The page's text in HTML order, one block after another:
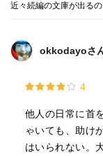
近々続編の文庫が出る
okkodayoさ
4
他人の日常に首
ゃいても、助け
はいられない。